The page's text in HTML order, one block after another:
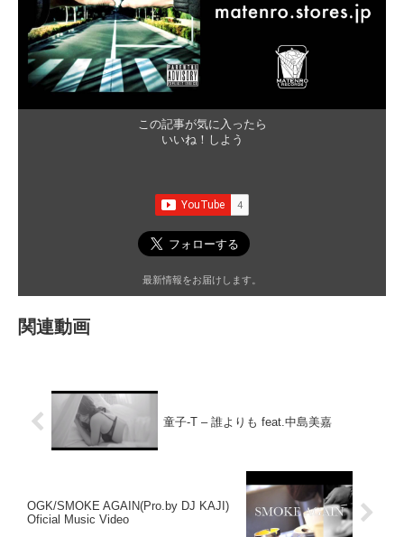
この記事が気に入ったら
いいね！しよう
最新情報をお届けします。
関連動画
童子-T – 誰よりも feat.中島美嘉
OGK/SMOKE AGAIN(Pro.by DJ KAJI)
Oficial Music Video